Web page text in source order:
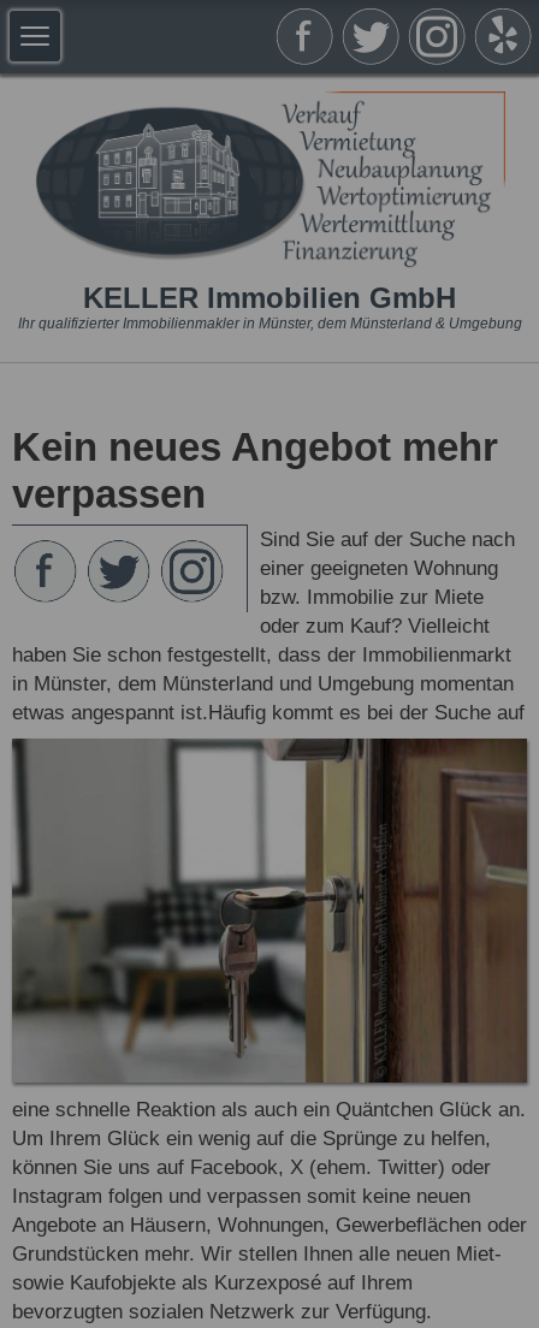
KELLER Immobilien GmbH
Ihr qualifizierter Immobilienmakler in Münster, dem Münsterland & Umgebung
Kein neues Angebot mehr
verpassen
Sind Sie auf der Suche nach
einer geeigneten Wohnung
bzw. Immobilie zur Miete
oder zum Kauf? Vielleicht
haben Sie schon festgestellt, dass der Immobilienmarkt
in Münster, dem Münsterland und Umgebung momentan
etwas angespannt ist.Häufig kommt es bei der Suche auf
eine schnelle Reaktion als auch ein Quäntchen Glück an.
Um Ihrem Glück ein wenig auf die Sprünge zu helfen,
können Sie uns auf Facebook, X (ehem. Twitter) oder
Instagram folgen und verpassen somit keine neuen
Angebote an Häusern, Wohnungen, Gewerbeflächen oder
Grundstücken mehr. Wir stellen Ihnen alle neuen Miet-
sowie Kaufobjekte als Kurzexposé auf Ihrem
bevorzugten sozialen Netzwerk zur Verfügung.